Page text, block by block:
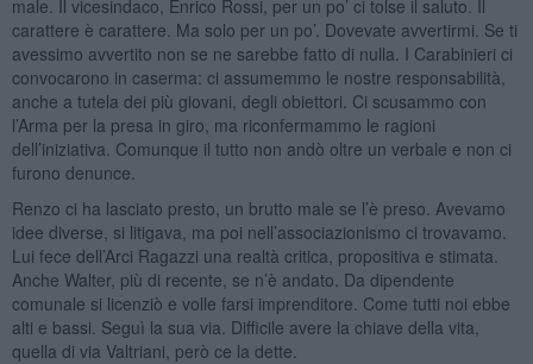
male. Il vicesindaco, Enrico Rossi, per un po’ ci tolse il saluto. Il
carattere è carattere. Ma solo per un po’. Dovevate avvertirmi. Se ti
avessimo avvertito non se ne sarebbe fatto di nulla. I Carabinieri ci
convocarono in caserma: ci assumemmo le nostre responsabilità,
anche a tutela dei più giovani, degli obiettori. Ci scusammo con
l’Arma per la presa in giro, ma riconfermammo le ragioni
dell’iniziativa. Comunque il tutto non andò oltre un verbale e non ci
furono denunce.
Renzo ci ha lasciato presto, un brutto male se l’è preso. Avevamo
idee diverse, si litigava, ma poi nell’associazionismo ci trovavamo.
Lui fece dell’Arci Ragazzi una realtà critica, propositiva e stimata.
Anche Walter, più di recente, se n’è andato. Da dipendente
comunale si licenziò e volle farsi imprenditore. Come tutti noi ebbe
alti e bassi. Seguì la sua via. Difficile avere la chiave della vita,
quella di via Valtriani, però ce la dette.